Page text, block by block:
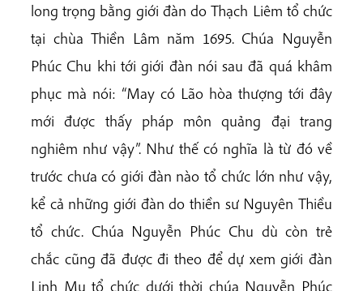
long trọng bằng giới đàn do Thạch Liêm tổ chức
tại chùa Thiền Lâm năm 1695. Chúa Nguyễn
Phúc Chu khi tới giới đàn nói sau đã quá khâm
phục mà nói: “May có Lão hòa thượng tới đây
mới được thấy pháp môn quảng đại trang
nghiêm như vậy”. Như thế có nghĩa là từ đó về
trước chưa có giới đàn nào tổ chức lớn như vậy,
kể cả những giới đàn do thiền sư Nguyên Thiều
tổ chức. Chúa Nguyễn Phúc Chu dù còn trẻ
chắc cũng đã được đi theo để dự xem giới đàn
Linh Mụ tổ chức dưới thời chúa Nguyễn Phúc